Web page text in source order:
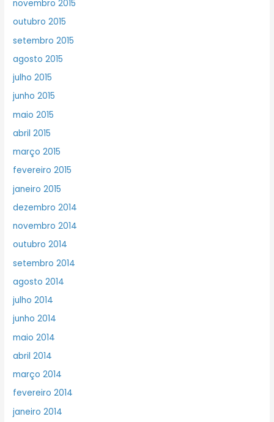
novembro 2015
outubro 2015
setembro 2015
agosto 2015
julho 2015
junho 2015
maio 2015
abril 2015
março 2015
fevereiro 2015
janeiro 2015
dezembro 2014
novembro 2014
outubro 2014
setembro 2014
agosto 2014
julho 2014
junho 2014
maio 2014
abril 2014
março 2014
fevereiro 2014
janeiro 2014